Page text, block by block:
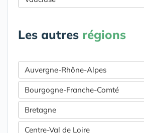
Les autres régions
Auvergne-Rhône-Alpes
Bourgogne-Franche-Comté
Bretagne
Centre-Val de Loire